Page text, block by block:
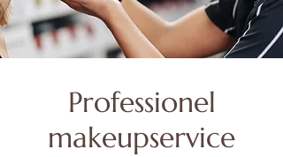
Professionel
makeupservice